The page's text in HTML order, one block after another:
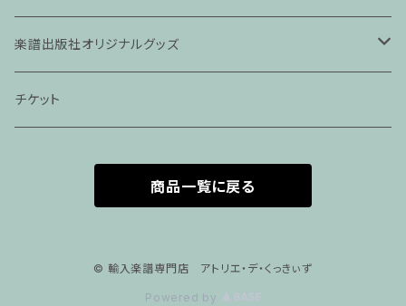
ピアノ科４５分レッスン
家族割プラン
家族割適用プラン2
声楽ピアノ４５分レッスン
ヴァイオリンピアノ６０分レッスン
楽譜出版社オリジナルグッズ
アパレル
チケット
商品一覧に戻る
© 輸入楽譜専門店 アトリエ・デ・くっきぃず
Powered by